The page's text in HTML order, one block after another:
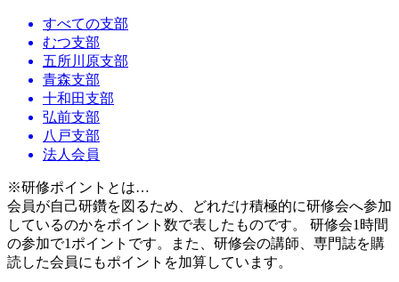
すべての支部
むつ支部
五所川原支部
青森支部
十和田支部
弘前支部
八戸支部
法人会員
※研修ポイントとは…
会員が自己研鑽を図るため、どれだけ積極的に研修会へ参加
しているのかをポイント数で表したものです。 研修会1時間
の参加で1ポイントです。また、研修会の講師、専門誌を購
読した会員にもポイントを加算しています。